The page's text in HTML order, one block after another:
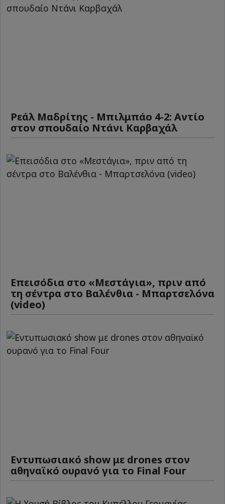
Ρεάλ Μαδρίτης - Μπιλμπάο 4-2: Αντίο
στον σπουδαίο Ντάνι Καρβαχάλ
Επεισόδια στο «Μεστάγια», πριν από
τη σέντρα στο Βαλένθια - Μπαρτσελόνα
(video)
Εντυπωσιακό show με drones στον
αθηναϊκό ουρανό για το Final Four